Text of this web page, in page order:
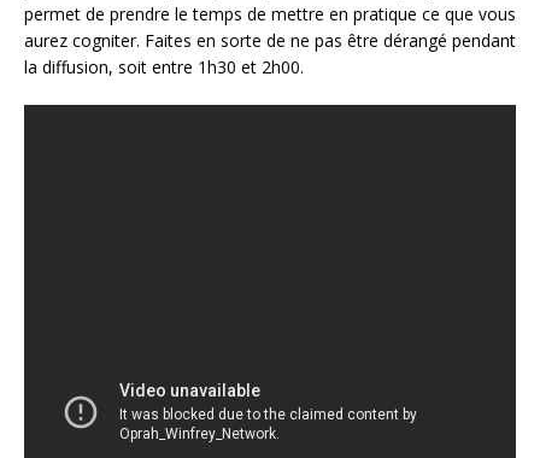
permet de prendre le temps de mettre en pratique ce que vous
aurez cogniter. Faites en sorte de ne pas être dérangé pendant
la diffusion, soit entre 1h30 et 2h00.